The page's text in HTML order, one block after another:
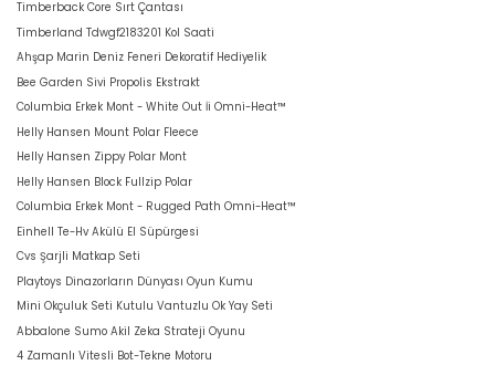
Timberback Core Sırt Çantası
Timberland Tdwgf2183201 Kol Saati
Ahşap Marin Deniz Feneri Dekoratif Hediyelik
Bee Garden Sivi Propolis Ekstrakt
Columbia Erkek Mont - White Out İi Omni-Heat™
Helly Hansen Mount Polar Fleece
Helly Hansen Zippy Polar Mont
Helly Hansen Block Fullzip Polar
Columbia Erkek Mont - Rugged Path Omni-Heat™
Einhell Te-Hv Akülü El Süpürgesi
Cvs Şarjli Matkap Seti
Playtoys Dinazorların Dünyası Oyun Kumu
Mini Okçuluk Seti Kutulu Vantuzlu Ok Yay Seti
Abbalone Sumo Akil Zeka Strateji Oyunu
4 Zamanlı Vitesli Bot-Tekne Motoru